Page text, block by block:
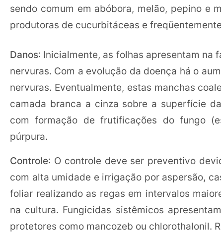
sendo comum em abóbora, melão, pepino e
produtoras de cucurbitáceas e
Danos: Inicialmente, as folhas apresentam na
nervuras. Com a evolução da doença há o
nervuras. Eventualmente, estas manchas
camada branca a cinza sobre a superfície
com formação de frutificações do fungo
púrpura.
Controle: O controle deve ser preventivo
com alta umidade e irrigação por aspersão,
foliar realizando as regas em intervalos
na cultura. Fungicidas sistêmicos
protetores como mancozeb ou chlorothalonil.